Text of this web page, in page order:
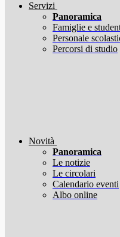
Servizi
Panoramica
Famiglie e
Personale
Percorsi di studio
Novità
Panoramica
Le notizie
Le circolari
Calendario eventi
Albo online